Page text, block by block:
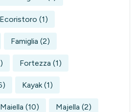
Ecoristoro (1)
Famiglia (2)
Fortezza (1)
Kayak (1)
Maiella (10) Majella (2)